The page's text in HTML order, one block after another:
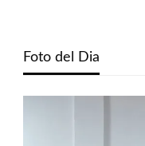
Foto del Dia